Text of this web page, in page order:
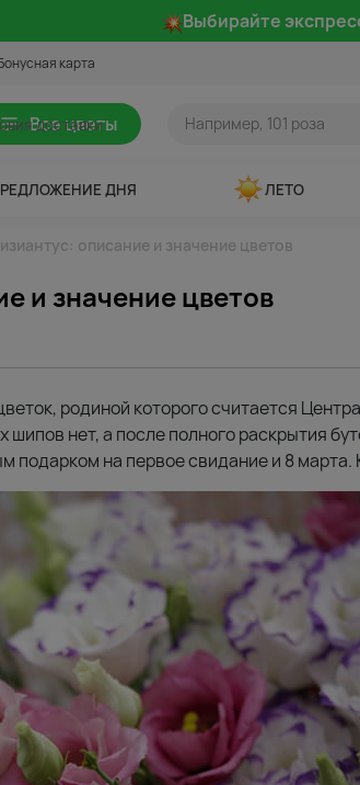
Выбирайте
доставки
карта
Все цветы
ДНЯ ЛЕТО
описание и значение цветов
и значение цветов
родиной которого считается
шипов нет, а после полного раскрытия
подарком на первое свидание и 8 марта.